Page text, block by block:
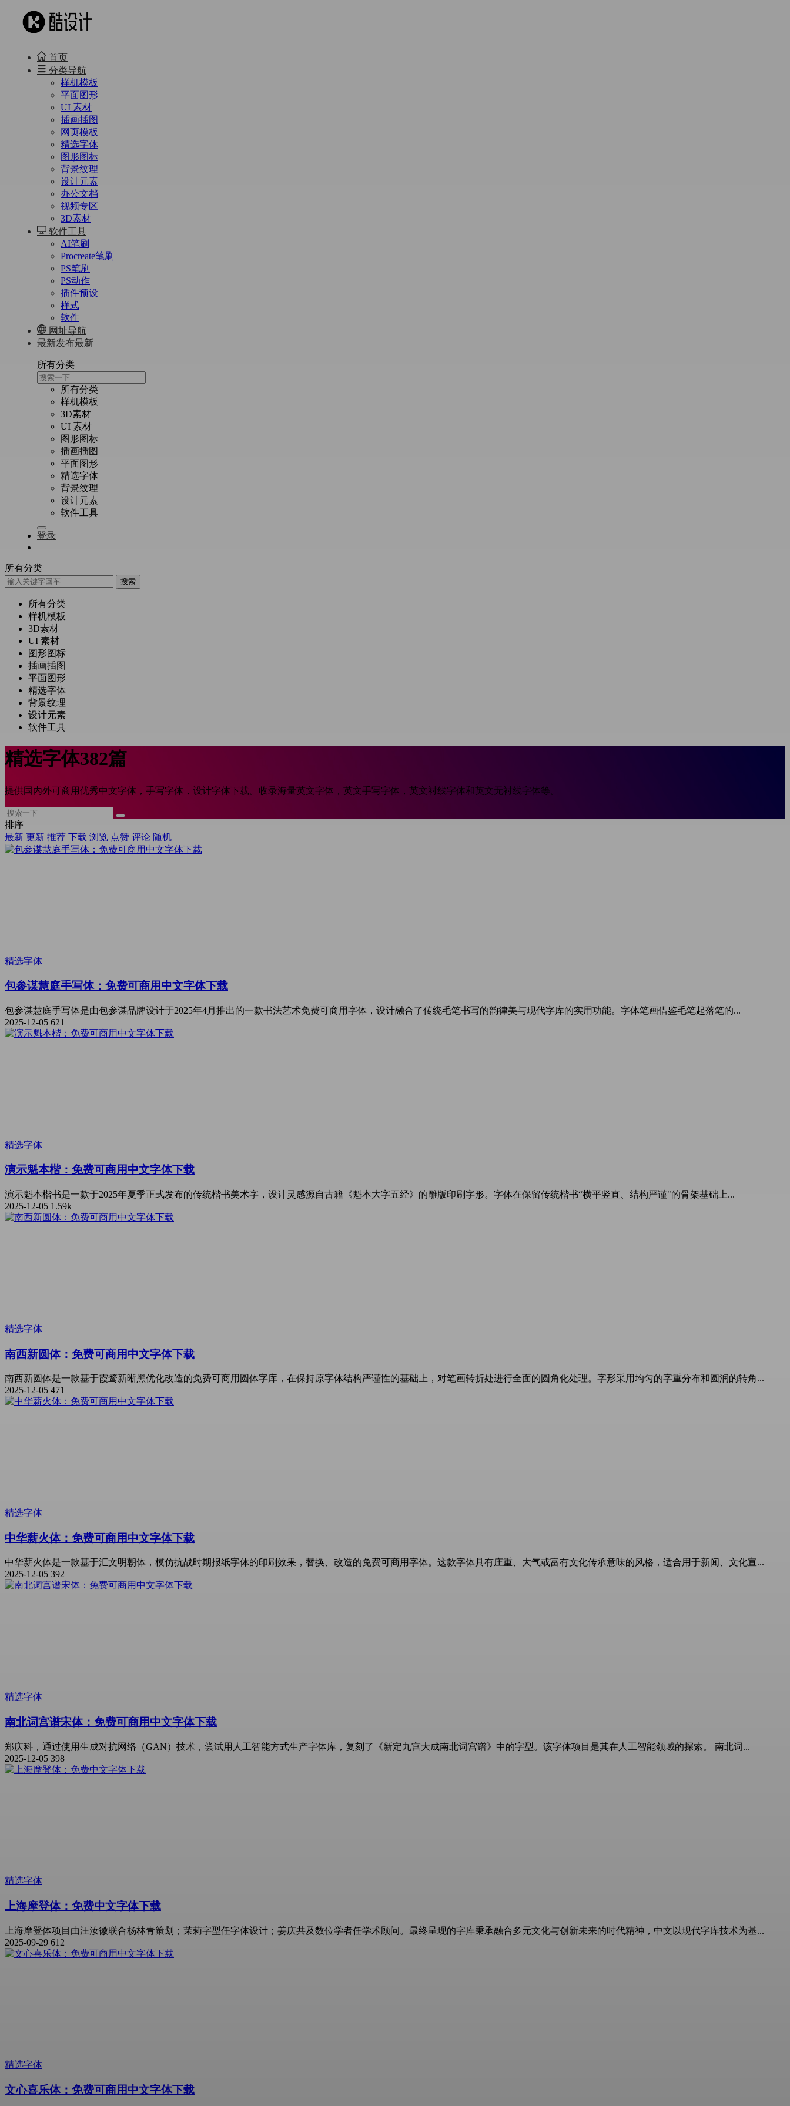
首页
分类导航
样机模板
平面图形
UI 素材
插画插图
网页模板
精选字体
图形图标
背景纹理
设计元素
办公文档
视频专区
3D素材
软件工具
AI笔刷
Procreate笔刷
PS笔刷
PS动作
插件预设
样式
软件
网址导航
最新发布最新
所有分类
所有分类
样机模板
3D素材
UI 素材
图形图标
插画插图
平面图形
精选字体
背景纹理
设计元素
软件工具
登录
所有分类
搜索
所有分类
样机模板
3D素材
UI 素材
图形图标
插画插图
平面图形
精选字体
背景纹理
设计元素
软件工具
精选字体382篇
提供国内外可商用优秀中文字体，手写字体，设计字体下载。收录海量英文字体，英文手写字体，英文衬线字体和英文无衬线字体等。
排序
最新 更新 推荐 下载 浏览 点赞 评论 随机
精选字体
包参谋慧庭手写体：免费可商用中文字体下载
包参谋慧庭手写体是由包参谋品牌设计于2025年4月推出的一款书法艺术免费可商用字体，设计融合了传统毛笔书写的韵律美与现代字库的实用功能。字体笔画借鉴毛笔起落笔的...
2025-12-05 621
精选字体
演示魁本楷：免费可商用中文字体下载
演示魁本楷书是一款于2025年夏季正式发布的传统楷书美术字，设计灵感源自古籍《魁本大字五经》的雕版印刷字形。字体在保留传统楷书“横平竖直、结构严谨"的骨架基础上...
2025-12-05 1.59k
精选字体
南西新圆体：免费可商用中文字体下载
南西新圆体是一款基于霞鹜新晰黑优化改造的免费可商用圆体字库，在保持原字体结构严谨性的基础上，对笔画转折处进行全面的圆角化处理。字形采用均匀的字重分布和圆润的转角...
2025-12-05 471
精选字体
中华薪火体：免费可商用中文字体下载
中华薪火体是一款基于汇文明朝体，模仿抗战时期报纸字体的印刷效果，替换、改造的免费可商用字体。这款字体具有庄重、大气或富有文化传承意味的风格，适合用于新闻、文化宣...
2025-12-05 392
精选字体
南北词宫谱宋体：免费可商用中文字体下载
郑庆科，通过使用生成对抗网络（GAN）技术，尝试用人工智能方式生产字体库，复刻了《新定九宫大成南北词宫谱》中的字型。该字体项目是其在人工智能领域的探索。 南北词...
2025-12-05 398
精选字体
上海摩登体：免费中文字体下载
上海摩登体项目由汪汝徽联合杨林青策划；茉莉字型任字体设计；姜庆共及数位学者任学术顾问。最终呈现的字库秉承融合多元文化与创新未来的时代精神，中文以现代字库技术为基...
2025-09-29 612
精选字体
文心喜乐体：免费可商用中文字体下载